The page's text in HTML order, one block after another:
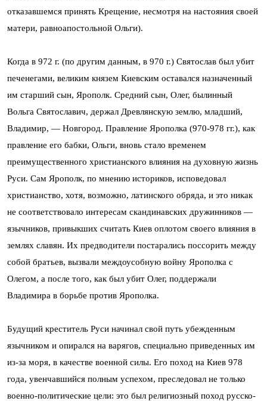
отказавшемся принять Крещение, несмотря на настояния своей
матери, равноапостольной Ольги).
Когда в 972 г. (по другим данным, в 970 г.) Святослав был убит
печенегами, великим князем Киевским оставался назначенный
им старший сын, Ярополк. Средний сын, Олег, былинный
Вольга Святославич, держал Древлянскую землю, младший,
Владимир, — Новгород. Правление Ярополка (970-978 гг.), как
правление его бабки, Ольги, вновь стало временем
преимущественного христианского влияния на духовную жизнь
Руси. Сам Ярополк, по мнению историков, исповедовал
христианство, хотя, возможно, латинского обряда, и это никак
не соответствовало интересам скандинавских дружинников —
язычников, привыкших считать Киев оплотом своего влияния в
землях славян. Их предводители постарались поссорить между
собой братьев, вызвали междоусобную войну Ярополка с
Олегом, а после того, как был убит Олег, поддержали
Владимира в борьбе против Ярополка.
Будущий креститель Руси начинал свой путь убежденным
язычником и опирался на варягов, специально приведенных им
из-за моря, в качестве военной силы. Его поход на Киев 978
года, увенчавшийся полным успехом, преследовал не только
военно-политические цели: это был религиозный поход русско-